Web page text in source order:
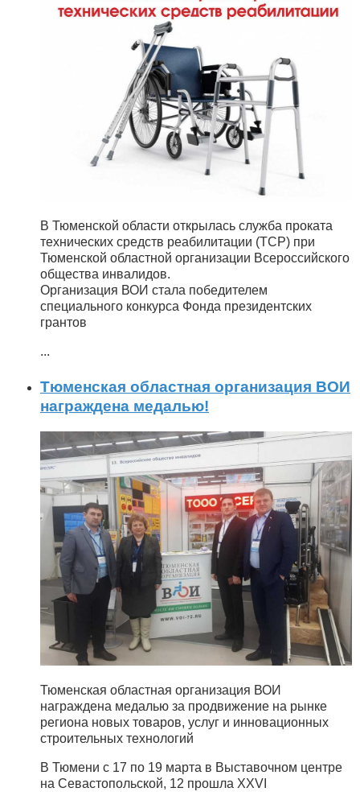
В Тюменской области открылась служба проката
технических средств реабилитации (ТСР) при
Тюменской областной организации Всероссийского
общества инвалидов.
Организация ВОИ стала победителем
специального конкурса Фонда президентских
грантов
...
Тюменская областная организация ВОИ
награждена медалью!
Тюменская областная организация ВОИ
награждена медалью за продвижение на рынке
региона новых товаров, услуг и инновационных
строительных технологий
В Тюмени с 17 по 19 марта в Выставочном центре
на Севастопольской, 12 прошла XXVI